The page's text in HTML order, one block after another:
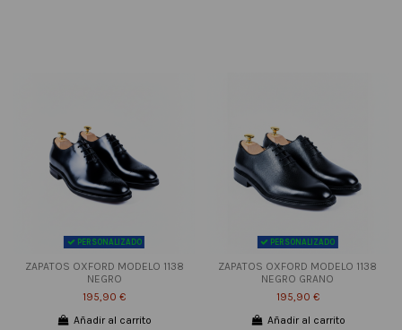
PERSONALIZADO
ZAPATOS OXFORD MODELO 1138
NEGRO
195,90 €
Añadir al carrito
PERSONALIZADO
ZAPATOS OXFORD MODELO 1138
NEGRO GRANO
195,90 €
Añadir al carrito